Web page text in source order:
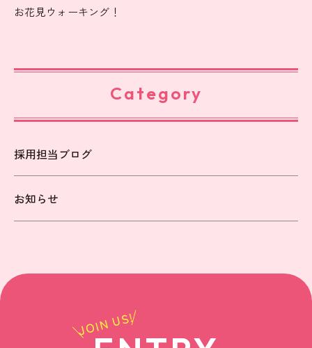
お花見ウォーキング！
Category
採用担当ブログ
お知らせ
JOIN US!